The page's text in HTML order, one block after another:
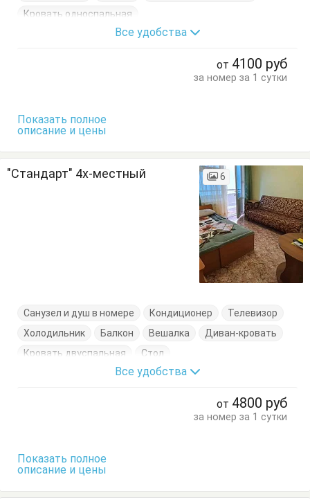
Кровать односпальная
Все удобства
от 4100 руб
за номер за 1 сутки
Показать полное
описание и цены
"Стандарт" 4х-местный 6
Санузел и душ в номере Кондиционер
Телевизор
Холодильник
Балкон Вешалка
Диван-кровать
Кровать двуспальная
Стол
Все удобства
от 4800 руб
за номер за 1 сутки
Показать полное
описание и цены